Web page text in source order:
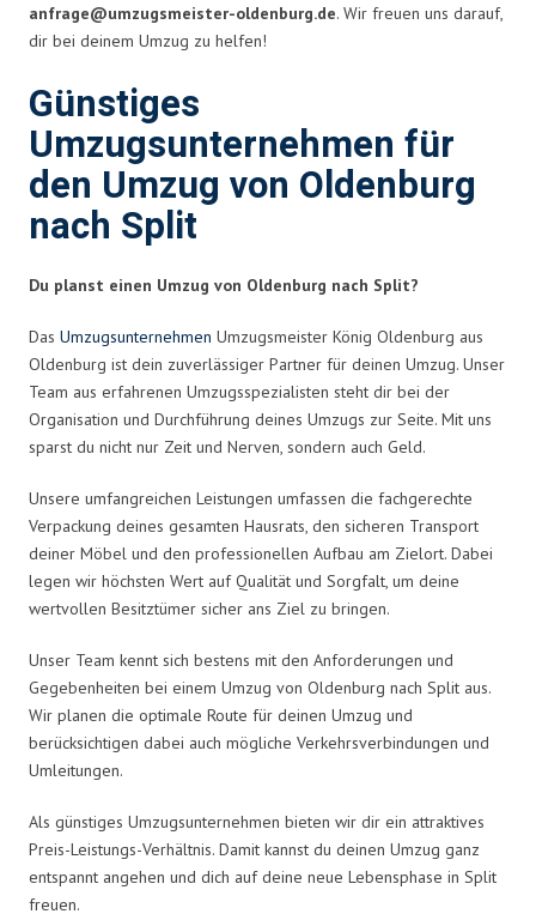
anfrage@umzugsmeister-oldenburg.de. Wir freuen uns darauf,
dir bei deinem Umzug zu helfen!
Günstiges
Umzugsunternehmen für
den Umzug von Oldenburg
nach Split
Du planst einen Umzug von Oldenburg nach Split?
Das Umzugsunternehmen Umzugsmeister König Oldenburg aus
Oldenburg ist dein zuverlässiger Partner für deinen Umzug. Unser
Team aus erfahrenen Umzugsspezialisten steht dir bei der
Organisation und Durchführung deines Umzugs zur Seite. Mit uns
sparst du nicht nur Zeit und Nerven, sondern auch Geld.
Unsere umfangreichen Leistungen umfassen die fachgerechte
Verpackung deines gesamten Hausrats, den sicheren Transport
deiner Möbel und den professionellen Aufbau am Zielort. Dabei
legen wir höchsten Wert auf Qualität und Sorgfalt, um deine
wertvollen Besitztümer sicher ans Ziel zu bringen.
Unser Team kennt sich bestens mit den Anforderungen und
Gegebenheiten bei einem Umzug von Oldenburg nach Split aus.
Wir planen die optimale Route für deinen Umzug und
berücksichtigen dabei auch mögliche Verkehrsverbindungen und
Umleitungen.
Als günstiges Umzugsunternehmen bieten wir dir ein attraktives
Preis-Leistungs-Verhältnis. Damit kannst du deinen Umzug ganz
entspannt angehen und dich auf deine neue Lebensphase in Split
freuen.